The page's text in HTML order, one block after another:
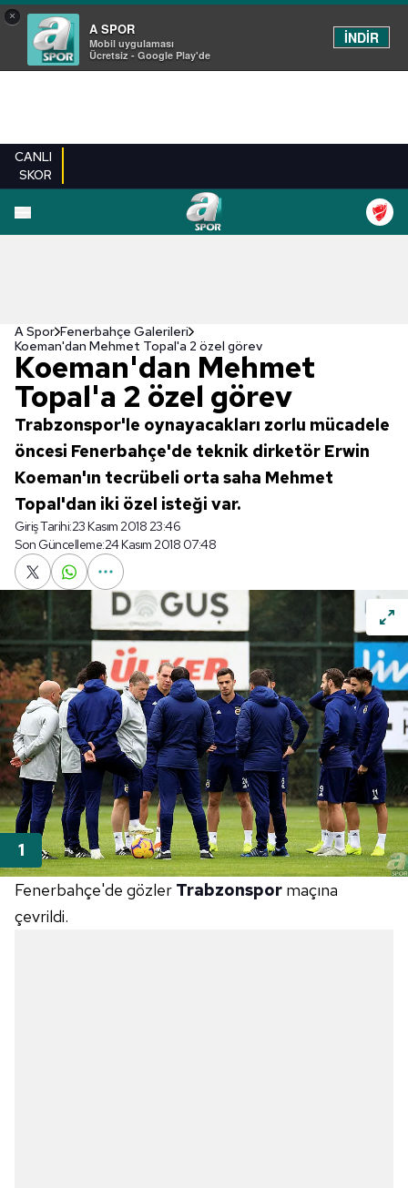
×
A SPOR
Mobil uygulaması
Ücretsiz - Google Play'de
İNDİR
CANLI
SKOR
EN YENILER
A Spor Fenerbahçe Galerileri
Koeman'dan Mehmet Topal'a 2 özel görev
Koeman'dan Mehmet
Topal'a 2 özel görev
Trabzonspor'le oynayacakları zorlu mücadele
öncesi Fenerbahçe'de teknik dirketör Erwin
Koeman'ın tecrübeli orta saha Mehmet
Topal'dan iki özel isteği var.
Giriş Tarihi:23 Kasım 2018 23:46
Son Güncelleme:24 Kasım 2018 07:48
Fenerbahçe'de gözler Trabzonspor maçına
çevrildi.